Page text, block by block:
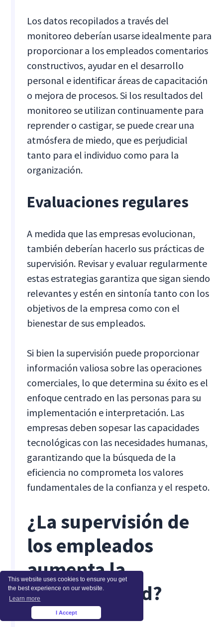
This website uses cookies to ensure you get
the best experience on our website.
Learn more
I Accept
Los datos recopilados a través del
monitoreo deberían usarse idealmente para
proporcionar a los empleados comentarios
constructivos, ayudar en el desarrollo
personal e identificar áreas de capacitación
o mejora de procesos. Si los resultados del
monitoreo se utilizan continuamente para
reprender o castigar, se puede crear una
atmósfera de miedo, que es perjudicial
tanto para el individuo como para la
organización.
Evaluaciones regulares
A medida que las empresas evolucionan,
también deberían hacerlo sus prácticas de
supervisión. Revisar y evaluar regularmente
estas estrategias garantiza que sigan siendo
relevantes y estén en sintonía tanto con los
objetivos de la empresa como con el
bienestar de sus empleados.
Si bien la supervisión puede proporcionar
información valiosa sobre las operaciones
comerciales, lo que determina su éxito es el
enfoque centrado en las personas para su
implementación e interpretación. Las
empresas deben sopesar las capacidades
tecnológicas con las necesidades humanas,
garantizando que la búsqueda de la
eficiencia no comprometa los valores
fundamentales de la confianza y el respeto.
¿La supervisión de
los empleados
aumenta la
productividad?